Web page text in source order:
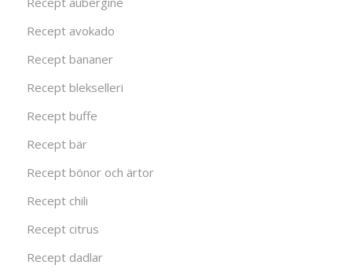
Recept avokado
Recept bananer
Recept blekselleri
Recept buffe
Recept bär
Recept bönor och ärtor
Recept chili
Recept citrus
Recept dadlar